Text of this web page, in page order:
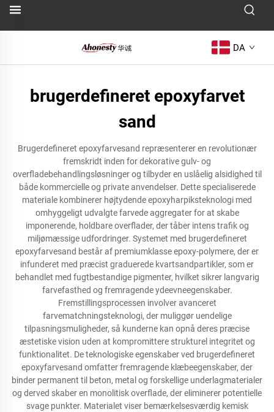
DA
brugerdefineret epoxyfarvet
sand
Brugerdefineret epoxyfarvesand repræsenterer en revolutionær
fremskridt inden for dekorative gulv- og
overfladebehandlingsløsninger og tilbyder en uslåelig alsidighed til
både kommercielle og private anvendelser. Dette specialiserede
materiale kombinerer højtydende epoxyharpiksteknologi med
omhyggeligt udvalgte farvede aggregater for at skabe
imponerende, holdbare overflader, der tåber intens trafik og
miljømæssige udfordringer. Systemet med brugerdefineret
epoxyfarvesand består af premiumklasse epoxy-polymere, der er
infunderet med præcist graduerede kvartsandpartikler, som er
behandlet med fugtbestandige pigmenter, hvilket sikrer langvarig
farvefasthed og fremragende ydeevneegenskaber.
Fremstillingsprocessen involver avanceret
farvematchningsteknologi, der muliggør uendelige
tilpasningsmuligheder, så kunderne kan opnå deres præcise
æstetiske vision uden at kompromittere strukturel integritet og
funktionalitet. De teknologiske egenskaber ved brugerdefineret
epoxyfarvesand omfatter fremragende klæbeegenskaber, der
binder permanent til beton, metal og forskellige underlagmaterialer
og derved skaber en monolitisk overflade, der eliminerer potentielle
svage punkter. Materialet viser bemærkelsesværdig kemisk